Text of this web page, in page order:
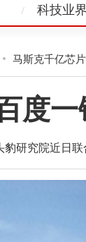
科技业界
千亿芯片厂落
A股投资需踩准节奏
度
研究院近日
“百度一镜”